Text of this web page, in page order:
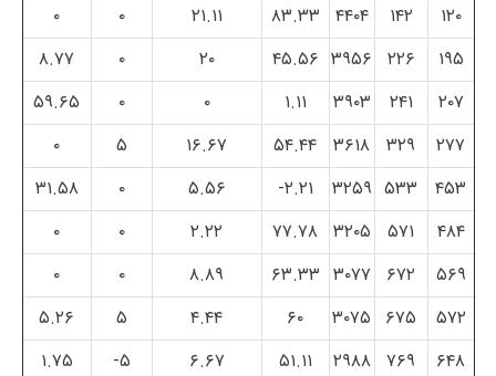
۱۲۰
۱۴۲ ۴۴۰۴ ۸۳.۳۳ ۲۱.۱۱ ۰
۰
۱۹۵
۲۲۶ ۳۹۵۶ ۴۵.۵۶ ۲۰ ۰
۸.۷۷
۲۰۷
۲۴۱ ۳۹۰۳ ۱.۱۱ ۰ ۰
۵۹.۶۵
۲۷۷
۳۲۹ ۳۶۱۸ ۵۴.۴۴ ۱۶.۶۷ ۵
۰
۴۵۳
۵۳۳ ۳۲۵۹ ۲.۲۱- ۵.۵۶ ۰
۳۱.۵۸
۴۸۴
۵۷۱ ۳۲۰۵ ۷۷.۷۸ ۲.۲۲ ۰
۰
۵۶۹
۶۷۲ ۳۰۷۷ ۶۳.۳۳ ۸.۸۹ ۰
۰
۵۷۲
۶۷۵ ۳۰۷۵ ۶۰ ۴.۴۴ ۵
۵.۲۶
۶۴۸
۷۶۹ ۲۹۸۸ ۵۱.۱۱ ۶.۶۷ ۵-
۱.۷۵